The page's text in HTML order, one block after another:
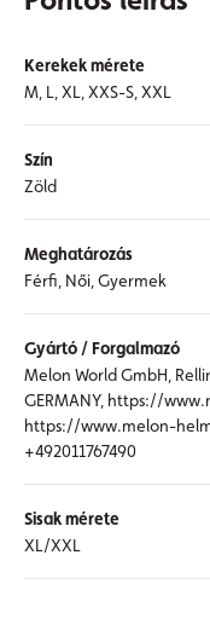
Kerekek mérete
M, L, XL, XXS-S, XXL
Szín
Zöld
Meghatározás
Férfi, Női, Gyermek
Gyártó / Forgalmazó
Melon World GmbH,
GERMANY, https://
https://www.melon-
+492011767490
Sisak mérete
XL/XXL